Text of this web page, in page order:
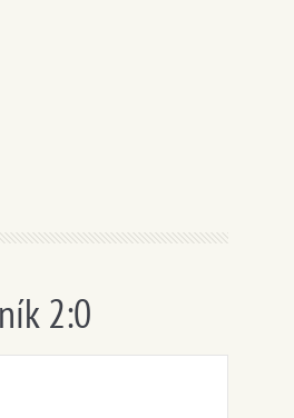
2:0